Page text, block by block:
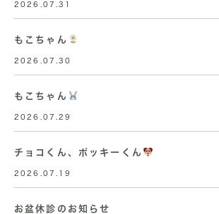
2026.07.31
もこちゃん
2026.07.30
もこちゃん
2026.07.29
チョコくん、ポッキーくん
2026.07.19
お盆休診のお知らせ